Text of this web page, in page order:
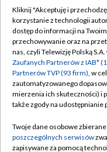
Abonament TVP
Emisja w TVP
Centrum informacji
Naziemna Telewizja
Rada Programowa
Kliknij "Akceptuję i
korzystanie z technologii
dostęp do informacji na
przechowywanie oraz na
nas, czyli Telewizję Polską
Zaufanych Partnerów z IAB*
Partnerów TVP (93 firm), w
zautomatyzowanego
mierzenia ich skuteczności) i
także zgody na udostępnianie
Twoje dane osobowe
poszczególnych serwisów
zapisywane za pomocą